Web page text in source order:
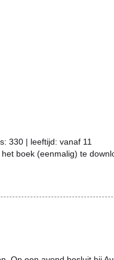
330 | leeftijd: vanaf 11
boek (eenmalig) te